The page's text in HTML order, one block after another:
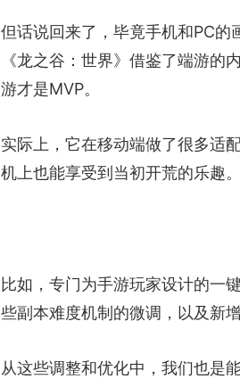
但话说回来了，毕竟手机和PC
《龙之谷：世界》借鉴了端游的
游才是MVP。
实际上，它在移动端做了很多适
机上也能享受到当初开荒的乐趣
比如，专门为手游玩家设计的一
些副本难度机制的微调，以及新
从这些调整和优化中，我们也是